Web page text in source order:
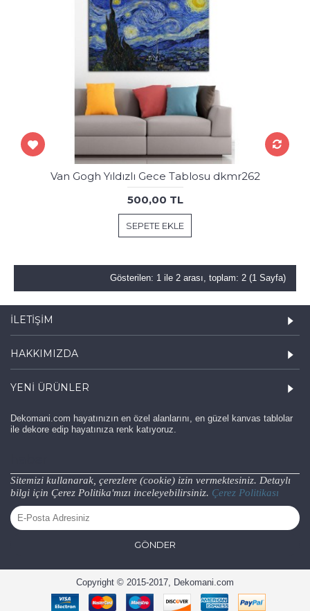
Van Gogh Yıldızlı Gece Tablosu dkmr262
500,00 TL
SEPETE EKLE
Gösterilen: 1 ile 2 arası, toplam: 2 (1 Sayfa)
İLETIŞIM
HAKKIMIZDA
YENI ÜRÜNLER
Dekomani.com hayatınızın en özel alanlarını, en güzel kanvas tablolar
ile dekore edip hayatınıza renk katıyoruz.
Sitemizi kullanarak, çerezlere (cookie) izin vermektesiniz. Detaylı
bilgi için Çerez Politika'mızı inceleyebilirsiniz. Çerez Politikası
GÖNDER
Copyright © 2015-2017, Dekomani.com